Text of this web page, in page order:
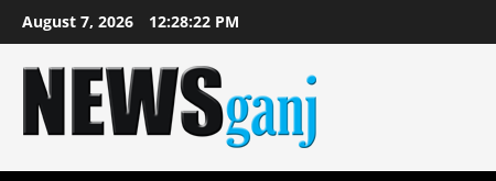
Skip
to
content
August 7, 2026 12:28:23 PM